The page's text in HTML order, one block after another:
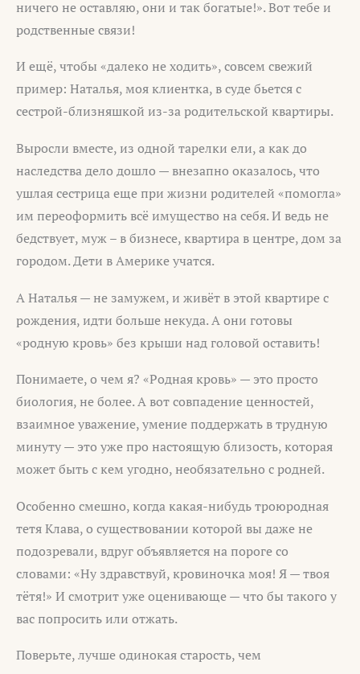
ничего не оставляю, они и так богатые!». Вот тебе и
родственные связи!
И ещё, чтобы «далеко не ходить», совсем свежий
пример: Наталья, моя клиентка, в суде бьется с
сестрой-близняшкой из-за родительской квартиры.
Выросли вместе, из одной тарелки ели, а как до
наследства дело дошло — внезапно оказалось, что
ушлая сестрица еще при жизни родителей «помогла»
им переоформить всё имущество на себя. И ведь не
бедствует, муж – в бизнесе, квартира в центре, дом за
городом. Дети в Америке учатся.
А Наталья — не замужем, и живёт в этой квартире с
рождения, идти больше некуда. А они готовы
«родную кровь» без крыши над головой оставить!
Понимаете, о чем я? «Родная кровь» — это просто
биология, не более. А вот совпадение ценностей,
взаимное уважение, умение поддержать в трудную
минуту — это уже про настоящую близость, которая
может быть с кем угодно, необязательно с родней.
Особенно смешно, когда какая-нибудь троюродная
тетя Клава, о существовании которой вы даже не
подозревали, вдруг объявляется на пороге со
словами: «Ну здравствуй, кровиночка моя! Я — твоя
тётя!» И смотрит уже оценивающе — что бы такого у
вас попросить или отжать.
Поверьте, лучше одинокая старость, чем